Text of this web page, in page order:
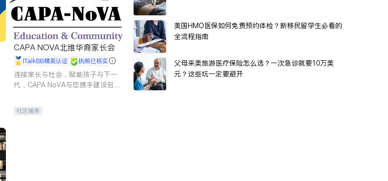
CAPA NOVA北维华裔家长会
iTalkBB精英认证 执照已核实
连接家长与社会，赋能孩子与下一
代，CAPA NoVA与您携手建设包
社区服务
美国HMO医保如何免费预约体检？新移民留学生必看的
全流程指南
父母来美旅游医疗保险怎么选？一次急诊就要10万美
元？这些坑一定要避开